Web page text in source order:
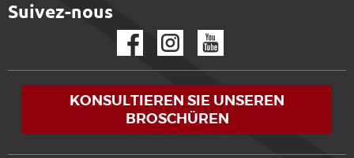
Suivez-nous
KONSULTIEREN SIE UNSEREN
BROSCHÜREN